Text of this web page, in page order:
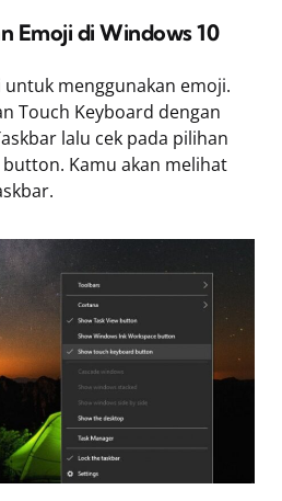
Emoji di Windows 10
untuk menggunakan emoji.
Touch Keyboard dengan
lalu cek pada pilihan
Kamu akan melihat